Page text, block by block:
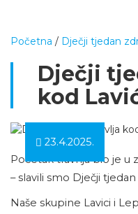
Početna / Dječji tjedan
Dječji
kod
23.4.2025.
Početak travnja bio je u
– slavili smo Dječji tjedan
Naše skupine Lavici i